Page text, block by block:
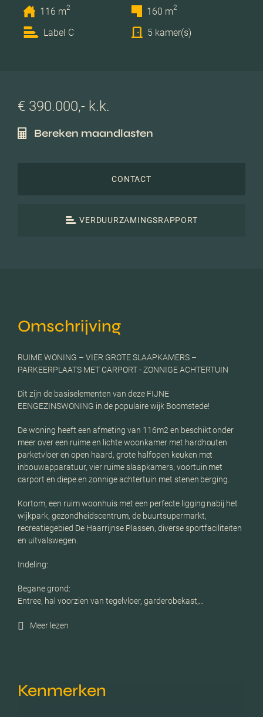
116 m2 160 m2
Label C 5 kamer(s)
€ 390.000,- k.k.
Bereken maandlasten
CONTACT
VERDUURZAMINGSRAPPORT
Omschrijving
RUIME WONING – VIER GROTE SLAAPKAMERS –
PARKEERPLAATS MET CARPORT - ZONNIGE ACHTERTUIN
Dit zijn de basiselementen van deze FIJNE
EENGEZINSWONING in de populaire wijk Boomstede!
De woning heeft een afmeting van 116m2 en beschikt onder
meer over een ruime en lichte woonkamer met hardhouten
parketvloer en open haard, grote halfopen keuken met
inbouwapparatuur, vier ruime slaapkamers, voortuin met
carport en diepe en zonnige achtertuin met stenen berging.
Kortom, een ruim woonhuis met een perfecte ligging nabij het
wijkpark, gezondheidscentrum, de buurtsupermarkt,
recreatiegebied De Haarrijnse Plassen, diverse sportfaciliteiten
en uitvalswegen.
Indeling:
Begane grond:
Entree, hal voorzien van tegelvloer, garderobekast,…
Meer lezen
Kenmerken